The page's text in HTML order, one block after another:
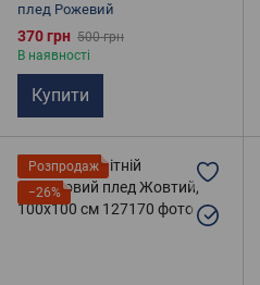
плед Рожевий
370 грн 500 грн
В наявності
Купити
Розпродаж
−26%